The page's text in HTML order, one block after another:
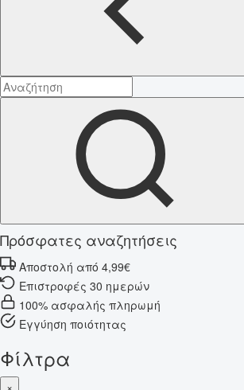
Πρόσφατες αναζητήσεις
Αποστολή από 4,99€
Επιστροφές 30 ημερών
100% ασφαλής πληρωμή
Εγγύηση ποιότητας
Φίλτρα
×